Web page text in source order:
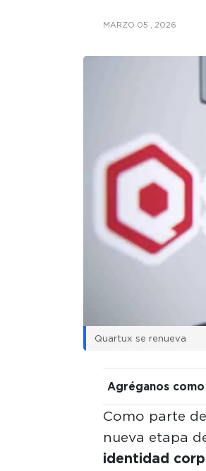
MARZO 05 , 2026
Quartux se renueva
Agréganos
Como parte
nueva etapa
identidad